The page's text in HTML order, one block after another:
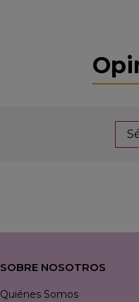
SOBRE NOSOTROS
Quiénes Somos